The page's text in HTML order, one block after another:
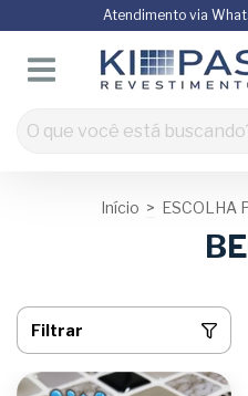
Atendimento via
Início > ESCOLHA
Filtrar